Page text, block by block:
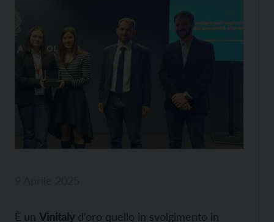
È un Vinitaly d’oro quello in svolgimento in